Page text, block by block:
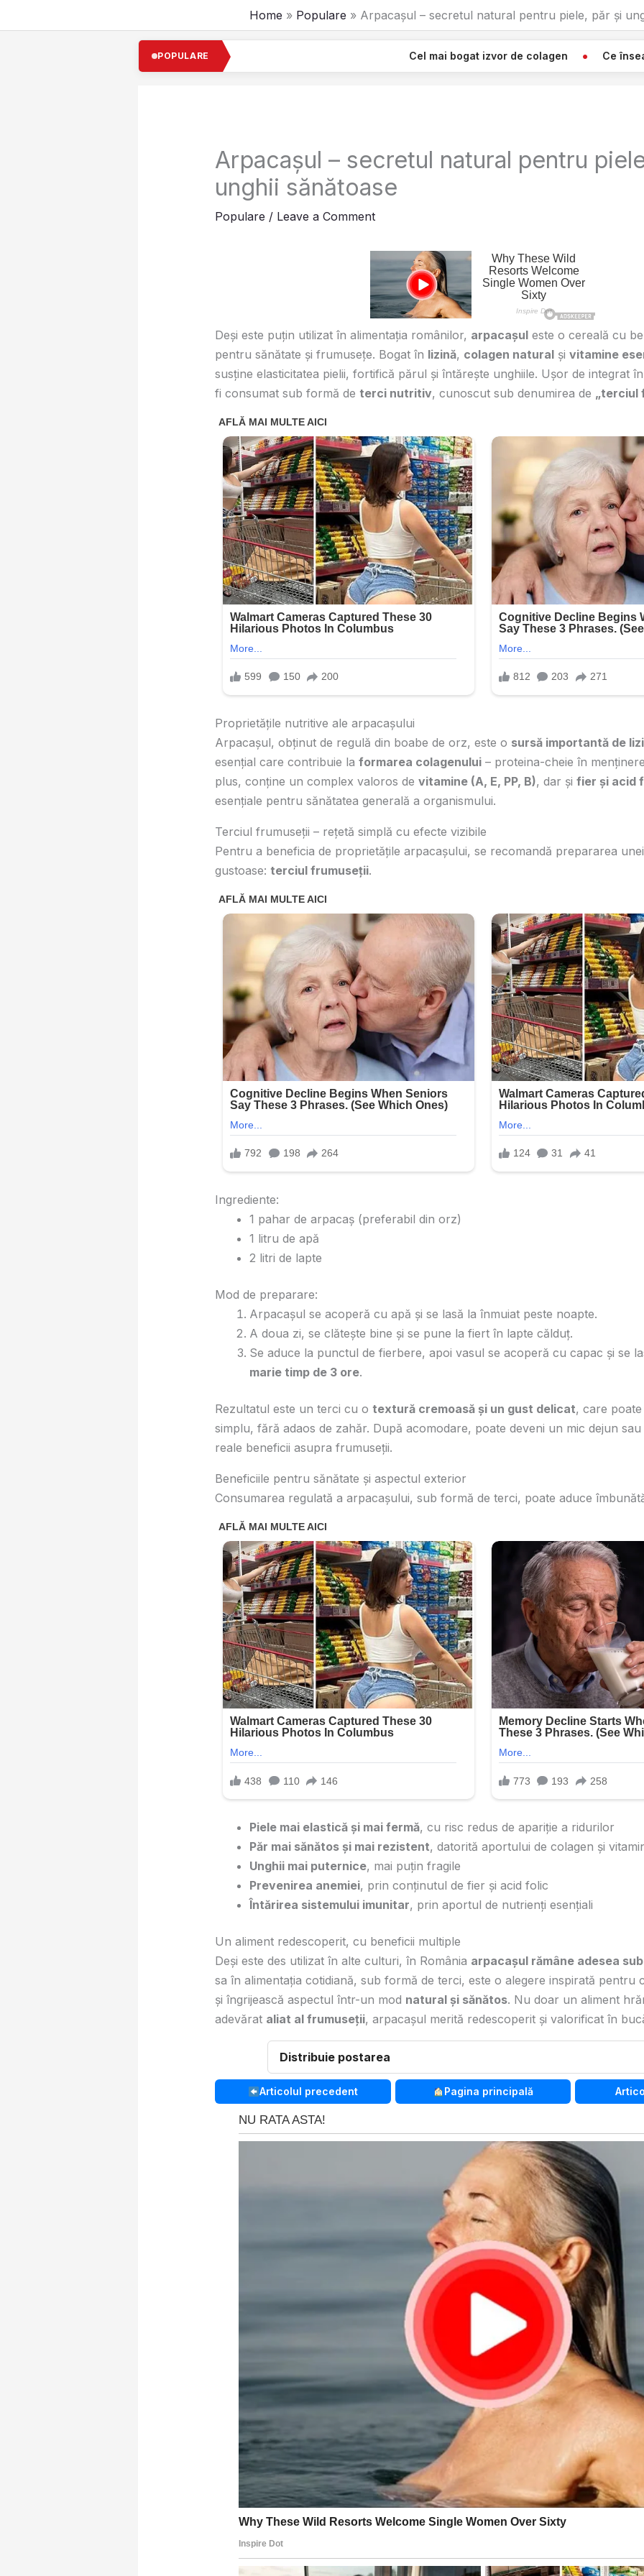
to
Home Populare Arpacașul – secretul natural pentru piele, păr și
POPULARE Cel mai bogat izvor de colagen Ce înseamnă Când Vezi
Arpacașul – secretul natural pentru
unghii sănătoase
Populare / Leave a Comment
Deși este puțin utilizat în alimentația românilor, arpacașuleste o cereală cu
pentru sănătate și frumusețe. Bogat în lizină, colagen naturalși vitamine
susține elasticitatea pielii, fortifică părul și întărește unghiile. Ușor de integrat
fi consumat sub formă de terci nutritiv, cunoscut sub denumirea de „terciul
Proprietățile nutritive ale arpacașului
Arpacașul, obținut de regulă din boabe de orz, este o sursă importantă de
esențial care contribuie la formarea colagenului– proteina-cheie în
plus, conține un complex valoros de vitamine (A, E, PP, B), dar și fier și acid
esențiale pentru sănătatea generală a organismului.
Terciul frumuseții – rețetă simplă cu efecte vizibile
Pentru a beneficia de proprietățile arpacașului, se recomandă prepararea
gustoase: terciul frumuseții.
Ingrediente:
1 pahar de arpacaș (preferabil din orz)
1 litru de apă
2 litri de lapte
Mod de preparare:
Arpacașul se acoperă cu apă și se lasă la înmuiat peste noapte.
A doua zi, se clătește bine și se pune la fiert în lapte călduț.
Se aduce la punctul de fierbere, apoi vasul se acoperă cu capac și se
marie timp de 3 ore.
Rezultatul este un terci cu o textură cremoasă și un gust delicat, care
simplu, fără adaos de zahăr. După acomodare, poate deveni un mic dejun
reale beneficii asupra frumuseții.
Beneficiile pentru sănătate și aspectul exterior
Consumarea regulată a arpacașului, sub formă de terci, poate aduce
Piele mai elastică și mai fermă, cu risc redus de apariție a ridurilor
Păr mai sănătos și mai rezistent, datorită aportului de colagen și
Unghii mai puternice, mai puțin fragile
Prevenirea anemiei, prin conținutul de fier și acid folic
Întărirea sistemului imunitar, prin aportul de nutrienți esențiali
Un aliment redescoperit, cu beneficii multiple
Deși este des utilizat în alte culturi, în România arpacașul rămâne adesea
sa în alimentația cotidiană, sub formă de terci, este o alegere inspirată pentru
și îngrijească aspectul într-un mod natural și sănătos. Nu doar un aliment
adevărat aliat al frumuseții, arpacașul merită redescoperit și valorificat în
Distribuie postarea
Articolul precedent Pagina principală